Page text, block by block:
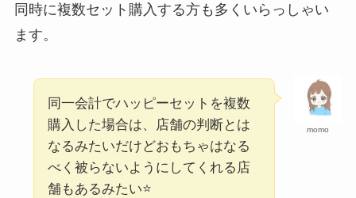
同時に複数セット購入する方も多くいらっしゃい
ます。
momo
同一会計でハッピーセットを複数
購入した場合は、店舗の判断とは
なるみたいだけどおもちゃはなる
べく被らないようにしてくれる店
舗もあるみたい⭐️